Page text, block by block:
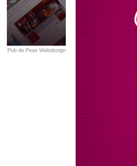
Pub de Peax Webdesign